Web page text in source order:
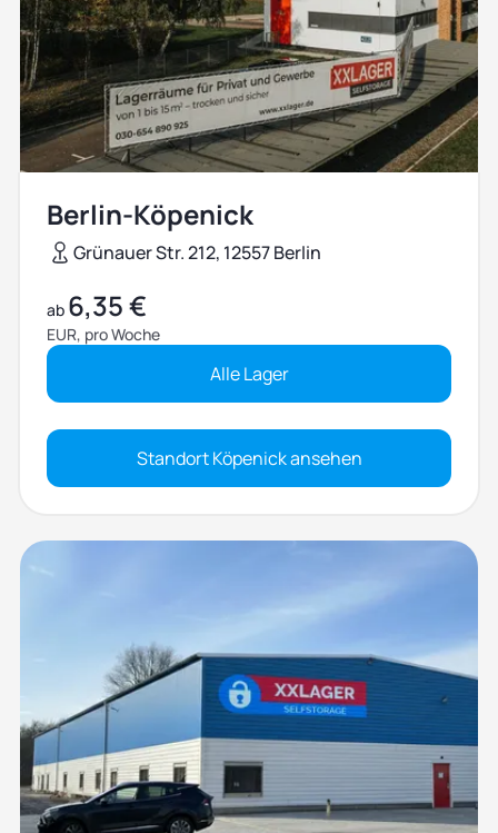
Berlin-Köpenick
Grünauer Str. 212, 12557 Berlin
ab 6,35 €
EUR, pro Woche
Alle Lager
Standort Köpenick ansehen